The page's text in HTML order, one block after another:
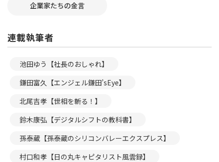
企業家たちの金言
連載執筆者
池田ゆう【社長のおしゃれ】
鎌田富久【エンジェル鎌田’sEye】
北尾吉孝【世相を斬る！】
鈴木康弘【デジタルシフトの教科書】
孫泰蔵【孫泰蔵のシリコンバレーエクスプレス】
村口和孝【日の丸キャピタリスト風雲録】